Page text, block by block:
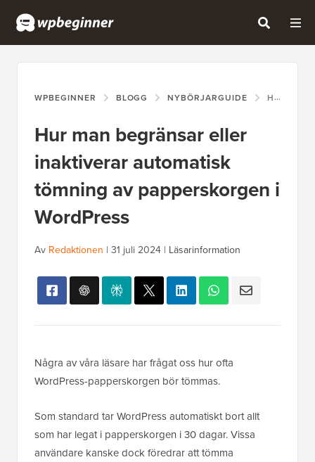
WPBEGINNER BLOGG NYBÖRJARGUIDE HUR MAN BEGRÄNSAR ELLER INAKTIVERAR AUTOMATISK TÖMNING AV PAPPERSKORGEN I WORDPRESS
Hur man begränsar eller
inaktiverar automatisk
tömning av papperskorgen i
WordPress
Av Redaktionen | 31 juli 2024 | Läsarinformation
Några av våra läsare har frågat oss hur ofta
WordPress-papperskorgen bör tömmas.
Som standard tar WordPress automatiskt bort allt
som har legat i papperskorgen i 30 dagar. Vissa
användare kanske dock föredrar att tömma